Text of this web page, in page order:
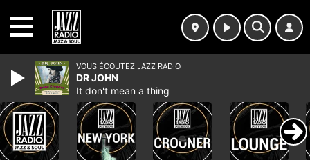
VOUS ÉCOUTEZ JAZZ RADIO
DR JOHN
It don't mean a thing